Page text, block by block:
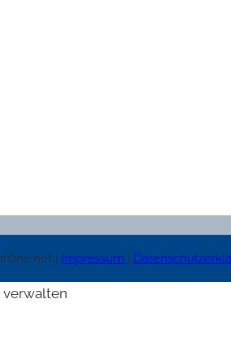
| Impressum